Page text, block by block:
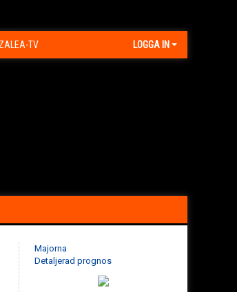
TV LOGGA IN
Majorna
Detaljerad prognos